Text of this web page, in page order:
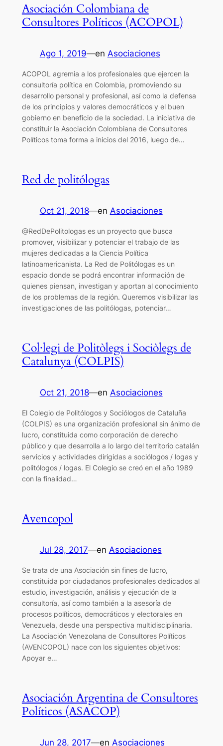
Asociación Colombiana de
Consultores Políticos (ACOPOL)
Ago 1, 2019—en Asociaciones
ACOPOL agremia a los profesionales que ejercen la
consultoría política en Colombia, promoviendo su
desarrollo personal y profesional, así como la defensa
de los principios y valores democráticos y el buen
gobierno en beneficio de la sociedad. La iniciativa de
constituir la Asociación Colombiana de Consultores
Políticos toma forma a inicios del 2016, luego de…
Red de politólogas
Oct 21, 2018—en Asociaciones
@RedDePolitologas es un proyecto que busca
promover, visibilizar y potenciar el trabajo de las
mujeres dedicadas a la Ciencia Política
latinoamericanista. La Red de Politólogas es un
espacio donde se podrá encontrar información de
quienes piensan, investigan y aportan al conocimiento
de los problemas de la región. Queremos visibilizar las
investigaciones de las politólogas, potenciar…
Col·legi de Politòlegs i Sociòlegs de
Catalunya (COLPIS)
Oct 21, 2018—en Asociaciones
El Colegio de Politólogos y Sociólogos de Cataluña
(COLPIS) es una organización profesional sin ánimo de
lucro, constituida como corporación de derecho
público y que desarrolla a lo largo del territorio catalán
servicios y actividades dirigidas a sociólogos / logas y
politólogos / logas. El Colegio se creó en el año 1989
con la finalidad…
Avencopol
Jul 28, 2017—en Asociaciones
Se trata de una Asociación sin fines de lucro,
constituida por ciudadanos profesionales dedicados al
estudio, investigación, análisis y ejecución de la
consultoría, así como también a la asesoría de
procesos políticos, democráticos y electorales en
Venezuela, desde una perspectiva multidisciplinaria.
La Asociación Venezolana de Consultores Políticos
(AVENCOPOL) nace con los siguientes objetivos:
Apoyar e…
Asociación Argentina de Consultores
Políticos (ASACOP)
Jun 28, 2017—en Asociaciones